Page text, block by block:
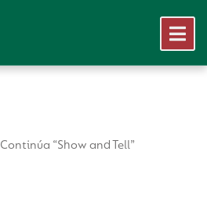
Continúa “Show and Tell”